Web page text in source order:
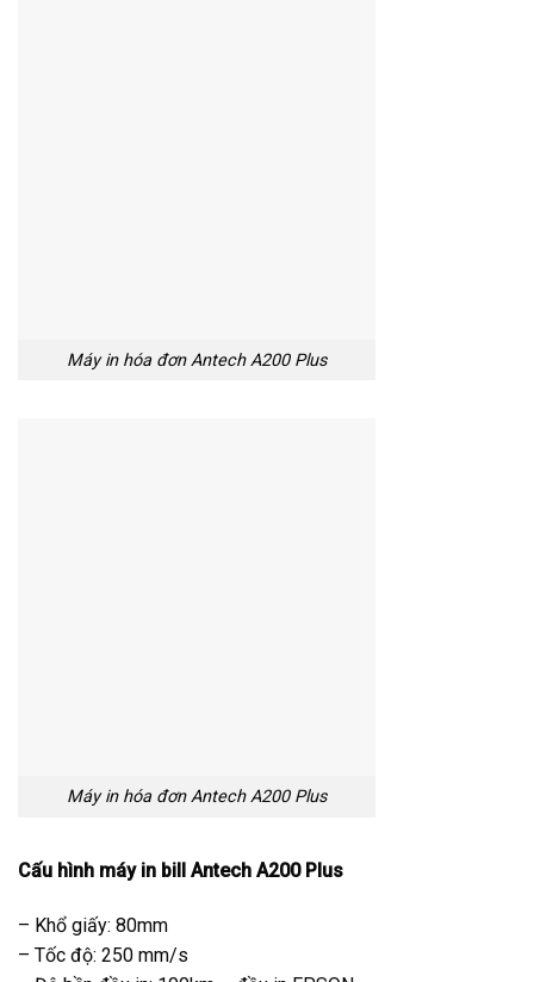
Máy in hóa đơn Antech A200 Plus
Máy in hóa đơn Antech A200 Plus
Cấu hình máy in bill Antech A200 Plus
– Khổ giấy: 80mm
– Tốc độ: 250 mm/s